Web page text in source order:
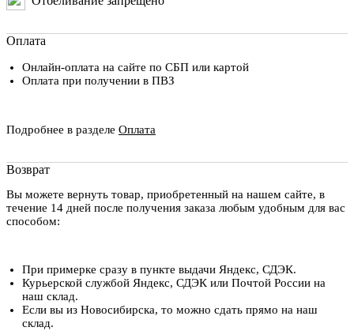
Оплата
Онлайн-оплата на сайте по СБП или картой
Оплата при получении в ПВЗ
Подробнее в разделе Оплата
Возврат
Вы можете вернуть товар, приобретенный на нашем сайте, в
течение 14 дней после получения заказа любым удобным для вас
способом:
При примерке сразу в пункте выдачи Яндекс, СДЭК.
Курьерской службой Яндекс, СДЭК или Почтой России на
наш склад.
Если вы из Новосибирска, то можно сдать прямо на наш
склад.